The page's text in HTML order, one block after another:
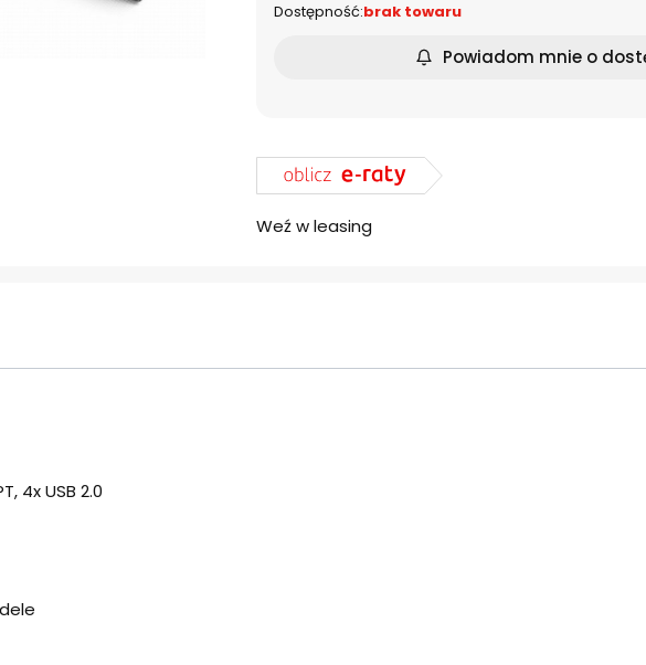
Dostępność:brak towaru
Powiadom mnie o
Weź w leasing
4x USB 2.0